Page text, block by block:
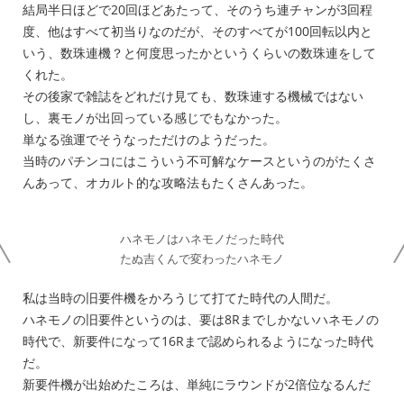
結局半日ほどで20回ほどあたって、そのうち連チャンが3回程
度、他はすべて初当りなのだが、そのすべてが100回転以内と
いう、数珠連機？と何度思ったかというくらいの数珠連をして
くれた。
その後家で雑誌をどれだけ見ても、数珠連する機械ではない
し、裏モノが出回っている感じでもなかった。
単なる強運でそうなっただけのようだった。
当時のパチンコにはこういう不可解なケースというのがたくさ
んあって、オカルト的な攻略法もたくさんあった。
ハネモノはハネモノだった時代
たぬ吉くんで変わったハネモノ
私は当時の旧要件機をかろうじて打てた時代の人間だ。
ハネモノの旧要件というのは、要は8Rまでしかないハネモノの
時代で、新要件になって16Rまで認められるようになった時代
だ。
新要件機が出始めたころは、単純にラウンドが2倍位なるんだ